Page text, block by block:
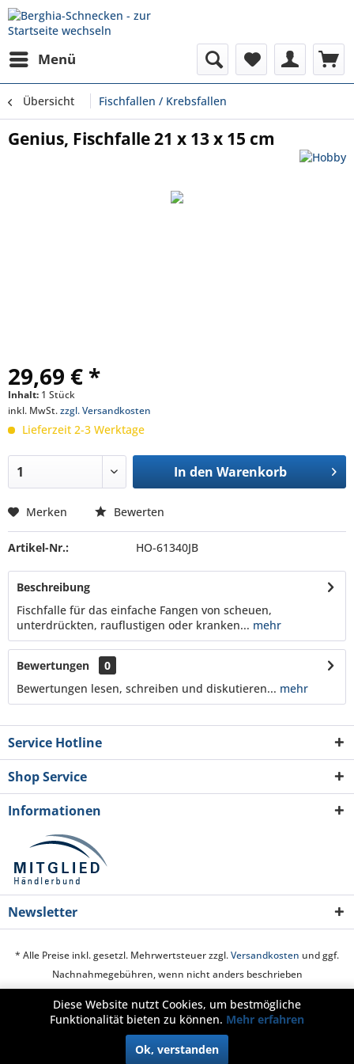
Menü
Übersicht Fischfallen / Krebsfallen
Genius, Fischfalle 21 x 13 x 15 cm
29,69 € *
Inhalt: 1 Stück
inkl. MwSt.zzgl. Versandkosten
Lieferzeit 2-3 Werktage
In den Warenkorb
Merken Bewerten
Artikel-Nr.: HO-61340JB
Beschreibung
Fischfalle für das einfache Fangen von scheuen,
unterdrückten, rauflustigen oder kranken... mehr
Bewertungen
0
Bewertungen lesen, schreiben und diskutieren... mehr
Service Hotline
Shop Service
Informationen
Newsletter
* Alle Preise inkl. gesetzl. Mehrwertsteuer zzgl.Versandkosten und ggf.
Nachnahmegebühren, wenn nicht anders beschrieben
Cookie-Einstellungen Über uns Hilfe / Support
Kontakt
Widerrufsrecht Datenschutz
Diese Website nutzt Cookies, um bestmögliche
Funktionalität bieten zu können. Mehr erfahren
Ok, verstanden